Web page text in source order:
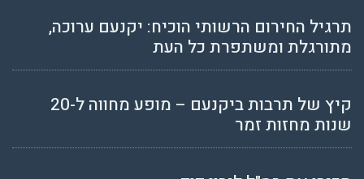
תרגיל החירום הרשותי הוכיח: יקנעם ערוכה,
מתורגלת ומשתפרת כל העת
קיץ של תרבות ביקנעם – מופע מחווה ל-20
שנות מחזות זמר